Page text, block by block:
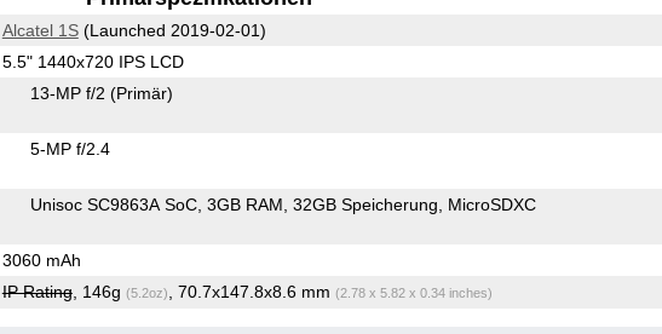
Alcatel 1S(Launched 2019-02-01)
5.5" 1440x720 IPS LCD
13-MP f/2 (Primär)
5-MP f/2.4
Unisoc SC9863A SoC 3GB RAM 32GB Speicherung MicroSDXC
3060 mAh
IP Rating, 146g (5.2oz) , 70.7x147.8x8.6 mm (2.78 x 5.82 x 0.34 inches)